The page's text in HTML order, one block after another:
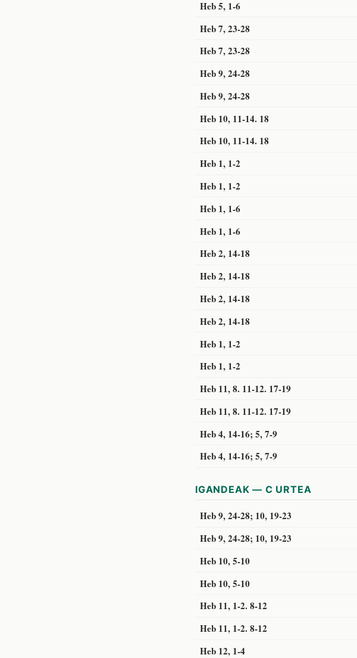
Heb 5, 1-6
Heb 7, 23-28
Heb 7, 23-28
Heb 9, 24-28
Heb 9, 24-28
Heb 10, 11-14. 18
Heb 10, 11-14. 18
Heb 1, 1-2
Heb 1, 1-2
Heb 1, 1-6
Heb 1, 1-6
Heb 2, 14-18
Heb 2, 14-18
Heb 2, 14-18
Heb 2, 14-18
Heb 1, 1-2
Heb 1, 1-2
Heb 11, 8. 11-12. 17-19
Heb 11, 8. 11-12. 17-19
Heb 4, 14-16; 5, 7-9
Heb 4, 14-16; 5, 7-9
IGANDEAK — C URTEA
Heb 9, 24-28; 10, 19-23
Heb 9, 24-28; 10, 19-23
Heb 10, 5-10
Heb 10, 5-10
Heb 11, 1-2. 8-12
Heb 11, 1-2. 8-12
Heb 12, 1-4